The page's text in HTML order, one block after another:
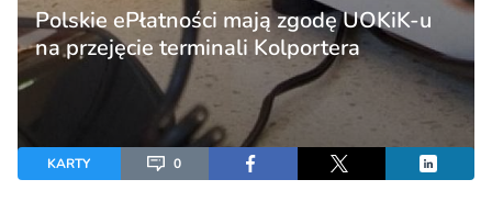
Polskie ePłatności mają zgodę UOKiK-u
na przejęcie terminali Kolportera
KARTY 0